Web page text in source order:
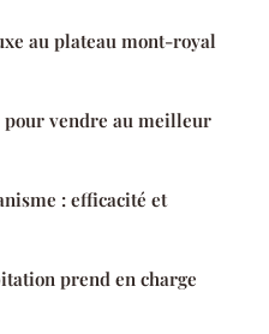
au plateau mont-royal
vendre au meilleur
: efficacité et
prend en charge